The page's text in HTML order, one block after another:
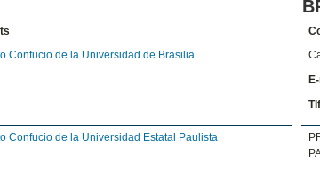
Confucio de la Universidad de Brasilia
Confucio de la Universidad Estatal Paulista